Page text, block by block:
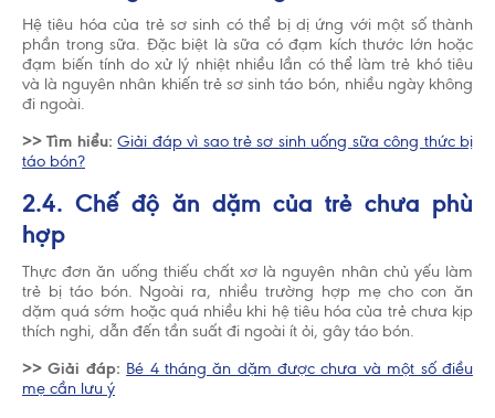
Hệ tiêu hóa của trẻ sơ sinh có thể bị dị ứng với một số thành
phần trong sữa. Đặc biệt là sữa có đạm kích thước lớn hoặc
đạm biến tính do xử lý nhiệt nhiều lần có thể làm trẻ khó tiêu
và là nguyên nhân khiến trẻ sơ sinh táo bón, nhiều ngày không
đi ngoài.
>> Tìm hiểu:Giải đáp vì sao trẻ sơ sinh uống sữa công thức bị
táo bón?
2.4. Chế độ ăn dặm của trẻ chưa phù
hợp
Thực đơn ăn uống thiếu chất xơ là nguyên nhân chủ yếu làm
trẻ bị táo bón. Ngoài ra, nhiều trường hợp mẹ cho con ăn
dặm quá sớm hoặc quá nhiều khi hệ tiêu hóa của trẻ chưa kịp
thích nghi, dẫn đến tần suất đi ngoài ít ỏi, gây táo bón.
>> Giải đáp: Bé 4 tháng ăn dặm được chưa và một số điều
mẹ cần lưu ý